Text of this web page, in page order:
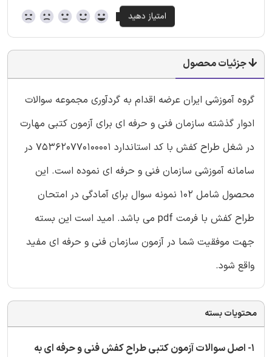
جزئیات محصول
گروه آموزشی ایران عرضه اقدام به گردآوری مجموعه سوالات
ادوار گذشته سازمان فنی و حرفه ای برای آزمون کتبی مهارت
در شغل طراح کفش با کد استاندارد 753620770100001 در
سامانه آموزشی سازمان فنی و حرفه ای نموده است. این
محصول شامل 102 نمونه سوال برای آمادگی در امتحان
طراح کفش با فرمت pdf می باشد. امید است این بسته
جهت موفقیت شما در آزمون سازمان فنی و حرفه ای مفید
واقع شود.
محتویات بسته
1- اصل سوالات آزمون کتبی طراح کفش فنی و حرفه ای به